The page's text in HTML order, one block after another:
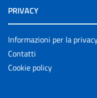
PRIVACY
Informazioni per la
Contatti
Cookie policy